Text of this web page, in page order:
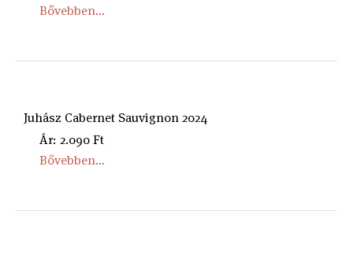
Bővebben...
Juhász Cabernet Sauvignon 2024
Ár: 2.090 Ft
Bővebben...